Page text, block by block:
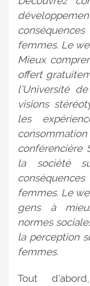
femmes. Le
Mieux
offert
l’Université
visions
les
conférencière
la société
femmes. Le
gens à
normes
la perception
femmes.
Tout